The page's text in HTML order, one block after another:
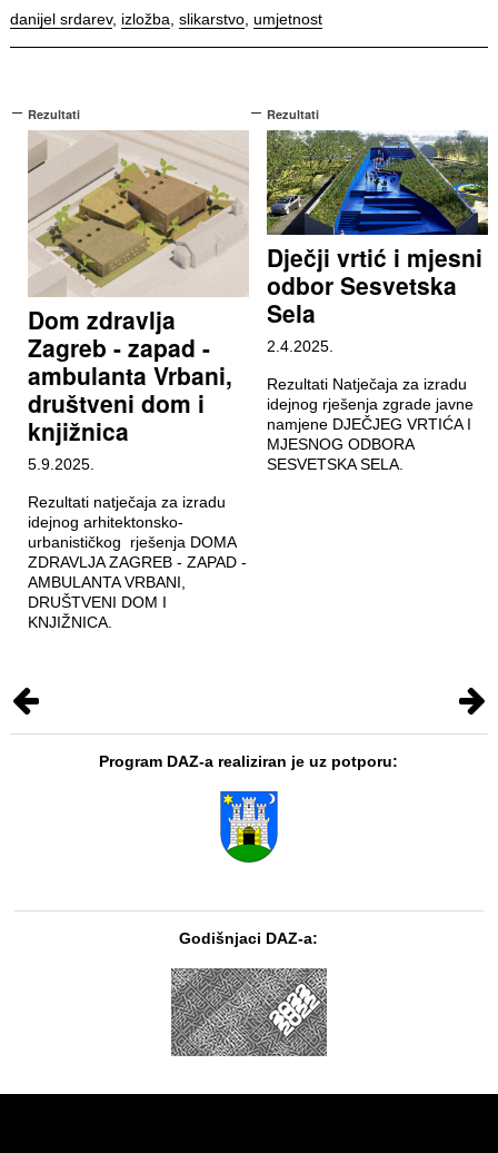
danijel srdarev, izložba, slikarstvo, umjetnost
Rezultati
Dom zdravlja
Zagreb - zapad -
ambulanta Vrbani,
društveni dom i
knjižnica
5.9.2025.
Rezultati natječaja za izradu
idejnog arhitektonsko-
urbanističkog rješenja DOMA
ZDRAVLJA ZAGREB - ZAPAD -
AMBULANTA VRBANI,
DRUŠTVENI DOM I
KNJIŽNICA.
Rezultati
Dječji vrtić i mjesni
odbor Sesvetska
Sela
2.4.2025.
Rezultati Natječaja za izradu
idejnog rješenja zgrade javne
namjene DJEČJEG VRTIĆA I
MJESNOG ODBORA
SESVETSKA SELA.
Program DAZ-a realiziran je uz potporu:
Godišnjaci DAZ-a: